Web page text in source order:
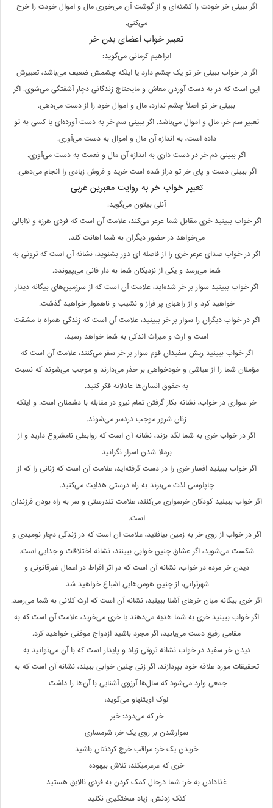
اگر ببینی خر خودت را کشته‌ای و از گوشت آن می‌خوری مال و اموال خودت را خرج
می‌کنی.
تعبیر خواب اعضای بدن خر
ابراهیم کرمانی می‌گوید:
اگر در خواب ببینی خر تو یک چشم دارد یا اینکه چشمش ضعیف می‌باشد، تعبیرش
این است که در به دست آوردن معاش و مایحتاج زندگانی دچار آشفتگی می‌شوی. اگر
ببینی خر تو اصلاً چشم ندارد، مال و اموال خود را از دست می‌دهی.
تعبیر سم خر، مال و اموال می‌باشد. اگر ببینی سم خر به دست آورده‌ای یا کسی به تو
داده است، به اندازه آن مال و اموال به دست می‌آوری.
اگر ببینی دم خر در دست داری به اندازه آن مال و نعمت به دست می‌آوری.
اگر ببینی دست و پای خر تو دراز شده است خرید و فروش زیادی را انجام می‌دهی.
تعبیر خواب خر به روایت معبرین غربی
آنلی بیتون می‌گوید:
اگر خواب ببینید خری مقابل شما عرعر می‌کند، علامت آن است که فردی هرزه و لاابالی
می‌خواهد در حضور دیگران به شما اهانت کند.
اگر در خواب صدای عرعر خری را از فاصله ای دور بشنوید، نشانه آن است که ثروتی به
شما می‌رسد و یکی از نزدیکان شما به دار فانی می‌پیوندد.
اگر خواب ببینید سوار بر خر شده‌اید، علامت آن است که از سرزمین‌های بیگانه دیدار
خواهید کرد و از راههای پر فراز و نشیب و ناهموار خواهید گذشت.
اگر در خواب دیگران را سوار بر خر ببینید، علامت آن است که زندگی همراه با مشقت
است و ارث و میراث اندکی به شما خواهد رسید.
اگر خواب ببینید ریش سفیدان قوم سوار بر خر سفر می‌کنند، علامت آن است که
مؤمنان شما را از عیاشی و خودخواهی بر حذر می‌دارند و موجب می‌شوند که نسبت
به حقوق انسان‌ها عادلانه فکر کنید.
خر سواری در خواب، نشانه بکار گرفتن تمام نیرو در مقابله با دشمنان است. و اینکه
زنان شرور موجب دردسر می‌شوند.
اگر در خواب خری به شما لگد بزند، نشانه آن است که روابطی نامشروع دارید و از
برملا شدن اسرار نگرانید
اگر خواب ببینید افسار خری را در دست گرفته‌اید، علامت آن است که زنانی را که از
چاپلوسی لذت می‌برند به راه درستی هدایت می‌کنید.
اگر خواب ببینید کودکان خرسواری می‌کنند، علامت تندرستی و سر به راه بودن فرزندان
است.
اگر در خواب از روی خر به زمین بیافتید، علامت آن است که در زندگی دچار نومیدی و
شکست می‌شوید، اگر عشاق چنین خوابی ببینند، نشانه اختلافات و جدایی است.
دیدن خر مرده در خواب، نشانه آن است که در اثر افراط در اعمال غیرقانونی و
شهرترانی، از چنین هوس‌هایی اشباع خواهید شد.
اگر خری بیگانه میان خرهای آشنا ببینید، نشانه آن است که ارث کلانی به شما می‌رسد.
اگر خواب ببینید خری به شما هدیه می‌دهند یا خری می‌خرید، علامت آن است که به
مقامی رفیع دست می‌یابید، اگر مجرد باشید ازدواج موفقی خواهید کرد.
دیدن خر سفید در خواب نشانه ثروتی زیاد و پایدار است که با آن می‌توانید به
تحقیقات مورد علاقه خود بپردازند. اگر زنی چنین خوابی ببیند، نشانه آن است که به
جمعی وارد می‌شود که سال‌ها آرزوی آشنایی با آن‌ها را داشت.
لوک اویتنهاو می‌گوید:
خر که می‌دود: خبر
سوارشدن بر روی یک خر: شرمساری
خریدن یک خر: مراقب خرج کردنتان باشید
خری که عرعرمیکند: تلاش بیهوده
غذادادن به خر: شما درحال کمک کردن به فردی نالایق هستید
کتک زدنش: زیاد سختگیری نکنید